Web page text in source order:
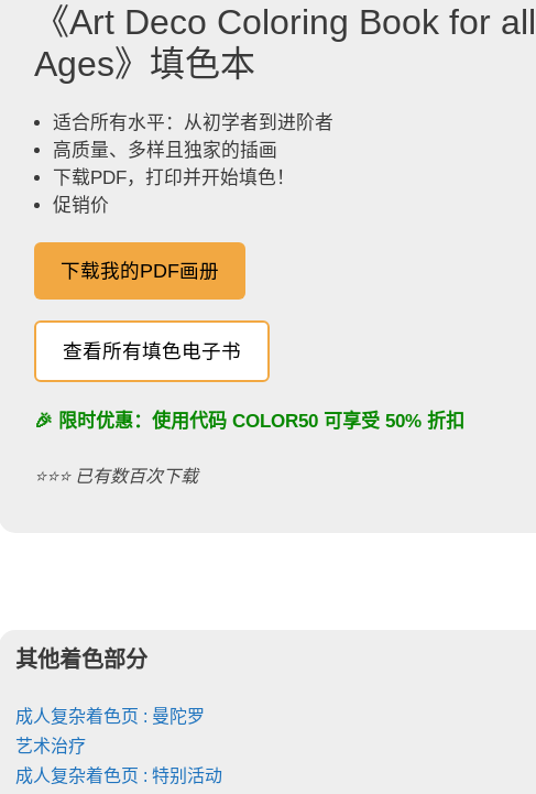
《Art Deco Coloring Book for all
Ages》填色本
适合所有水平：从初学者到进阶者
高质量、多样且独家的插画
下载PDF，打印并开始填色！
促销价
下载我的PDF画册
查看所有填色电子书
🎉 限时优惠：使用代码 COLOR50可享受 50% 折扣
⭐️⭐️⭐️ 已有数百次下载
其他着色部分
成人复杂着色页 : 曼陀罗
艺术治疗
成人复杂着色页 : 特别活动